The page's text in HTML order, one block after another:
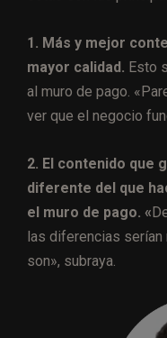
1. Más y mejor
mayor calidad. Esto
al muro de pago.
ver que el negocio
2. El contenido que
diferente del que
el muro de pago. «
las diferencias
son», subraya.